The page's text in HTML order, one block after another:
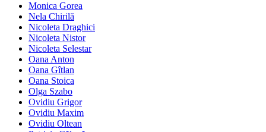
Monica Gorea
Nela Chirilă
Nicoleta Draghici
Nicoleta Nistor
Nicoleta Selestar
Oana Anton
Oana Gîtlan
Oana Stoica
Olga Szabo
Ovidiu Grigor
Ovidiu Maxim
Ovidiu Oltean